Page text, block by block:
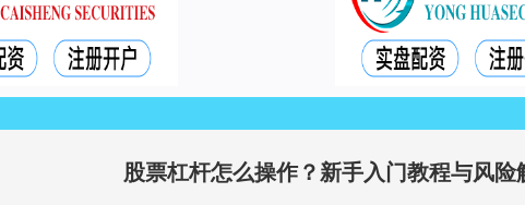
股票杠杆怎么操作？新手入门教程与风险